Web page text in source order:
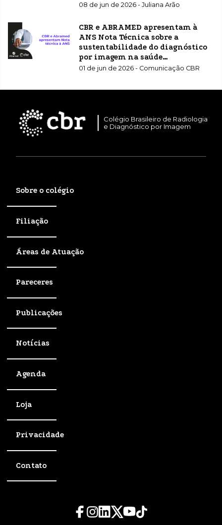
08 de jun de 2026 - Juliana Arão
CBR e ABRAMED apresentam à
ANS Nota Técnica sobre a
sustentabilidade do diagnóstico
por imagem na saúde
suplementar
01 de jun de 2026 - Comunicação CBR
Colégio Brasileiro de Radiologia
e Diagnóstico por Imagem
Sobre o colégio
Filiação
Áreas de Atuação
Pareceres
Publicações
Notícias
Agenda
Loja
Privacidade
Contato